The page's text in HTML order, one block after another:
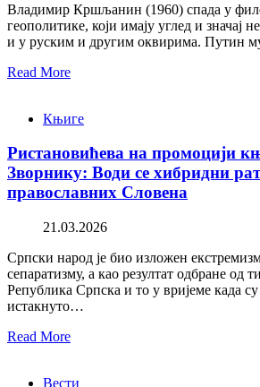
Владимир Кршљанин (1960) спада у
геополитике, који имају углед и значај
и у руским и другим оквирима. Путин
Read More
Књиге
Ристановићева на промоцији
Зворнику: Води се хибридни
православних Словена
21.03.2026
Српски народ је био изложен
сепаратизму, а као резултат одбране од
Република Српска и то у вријеме када
истакнуто…
Read More
Вести